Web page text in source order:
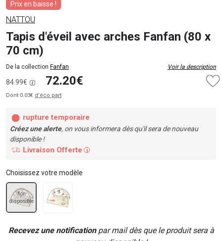
Prix en baisse !
NATTOU
Tapis d'éveil avec arches Fanfan (80 x
70 cm)
De la collection Fanfan Voir la description
84.99€ 72.20€
Dont 0.03€ d’éco part
rupture temporaire
Créez une alerte, on vous informera dès qu'il sera de nouveau
disponible !
Livraison Offerte i
Choisissez votre modèle
non
disponible
Recevez une notificationpar mail dès que le produit sera à